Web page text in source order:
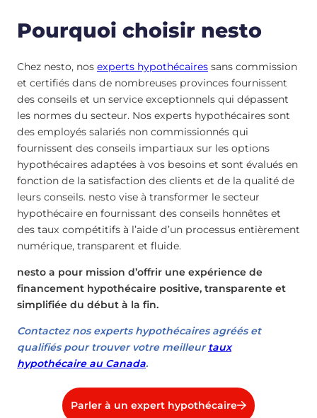
Pourquoi choisir nesto
Chez nesto, nos experts hypothécaires sans commission
et certifiés dans de nombreuses provinces fournissent
des conseils et un service exceptionnels qui dépassent
les normes du secteur. Nos experts hypothécaires sont
des employés salariés non commissionnés qui
fournissent des conseils impartiaux sur les options
hypothécaires adaptées à vos besoins et sont évalués en
fonction de la satisfaction des clients et de la qualité de
leurs conseils. nesto vise à transformer le secteur
hypothécaire en fournissant des conseils honnêtes et
des taux compétitifs à l’aide d’un processus entièrement
numérique, transparent et fluide.
nesto a pour mission d’offrir une expérience de
financement hypothécaire positive, transparente et
simplifiée du début à la fin.
Contactez nos experts hypothécaires agréés et
qualifiés pour trouver votre meilleurtaux
hypothécaire au Canada.
Parler à un expert hypothécaire